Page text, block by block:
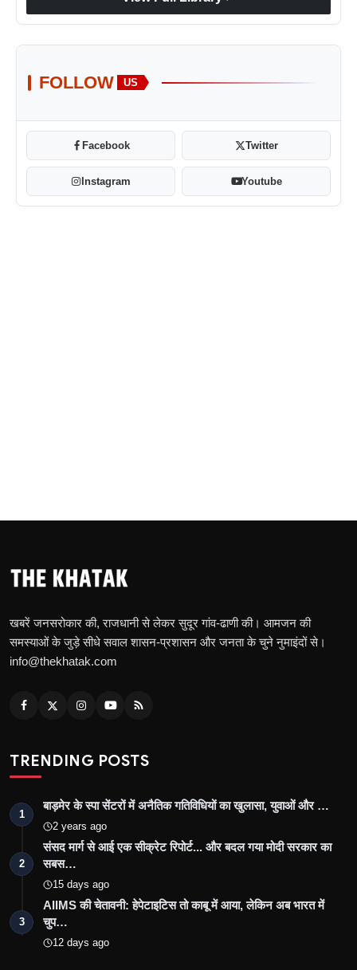
FOLLOW US
Facebook Twitter
Instagram Youtube
खबरें जनसरोकार की, राजधानी से लेकर सुदूर गांव-ढाणी की। आमजन की
समस्याओं के जुड़े सीधे सवाल शासन-प्रशासन और जनता के चुने नुमाइंदों से।
info@thekhatak.com
TRENDING POSTS
1
बाड़मेर के स्पा सेंटरों में अनैतिक गतिविधियों का खुलासा, युवाओं और …
2 years ago
2
संसद मार्ग से आई एक सीक्रेट रिपोर्ट... और बदल गया मोदी सरकार का
सबस…
15 days ago
3
AIIMS की चेतावनी: हेपेटाइटिस तो काबू में आया, लेकिन अब भारत में
चुप…
12 days ago